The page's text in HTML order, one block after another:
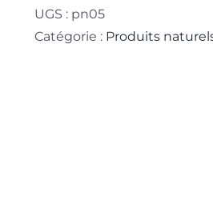
UGS : pn05
Catégorie : Produits